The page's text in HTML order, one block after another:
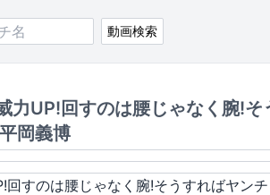
動画検索
力UP!回すのは腰じゃなく腕!そ
岡義博
回すのは腰じゃなく腕!そうすればヤン